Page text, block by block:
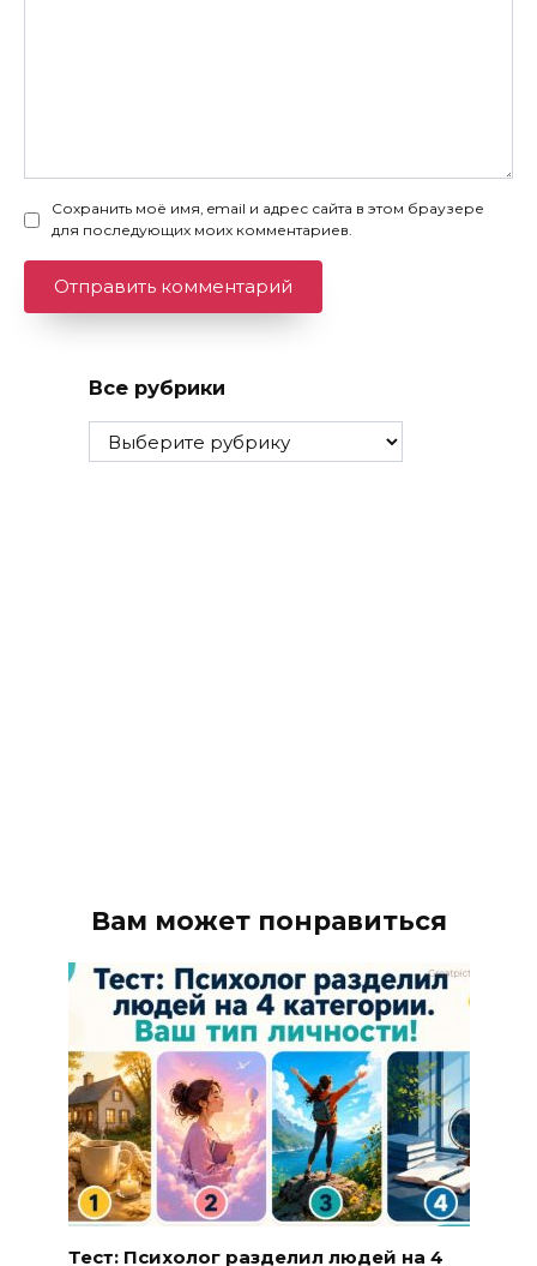
Сохранить моё имя, email и адрес сайта в этом браузере
для последующих моих комментариев.
Все рубрики
Все
рубрики
Вам может понравиться
Тест: Психолог разделил людей на 4